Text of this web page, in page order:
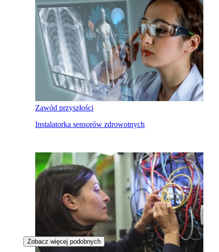
Zawód przyszłości
Instalatorka sensorów zdrowotnych
Zobacz więcej podobnych